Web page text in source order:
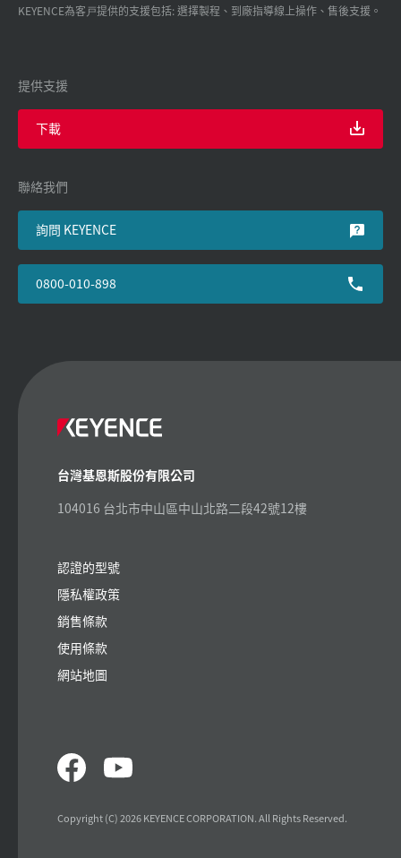
KEYENCE為客戸提供的支援包括: 選擇製程、到廠指導線上操作、售後支援。
提供支援
下載
聯絡我們
詢問 KEYENCE
0800-010-898
台灣基恩斯股份有限公司
104016 台北市中山區中山北路二段42號12樓
認證的型號
隱私權政策
銷售條款
使用條款
網站地圖
Copyright (C) 2026 KEYENCE CORPORATION. All Rights Reserved.